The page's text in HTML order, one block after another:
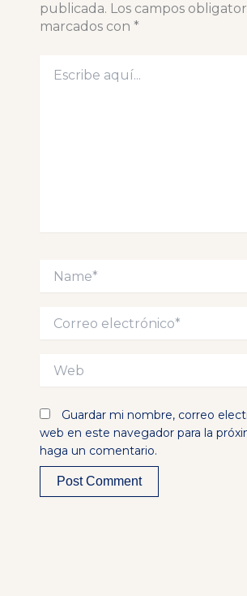
publicada. Los campos
marcados con *
aquí...
electrónico*
Guardar mi nombre, correo
web en este navegador para la
haga un comentario.